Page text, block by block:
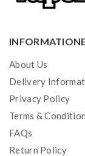
Airflow-
Befüllung: Top
Material:
Lieferumfang:
1x Aspire
About Us
Delivery
Privacy Policy
Terms &
FAQs
Return Policy